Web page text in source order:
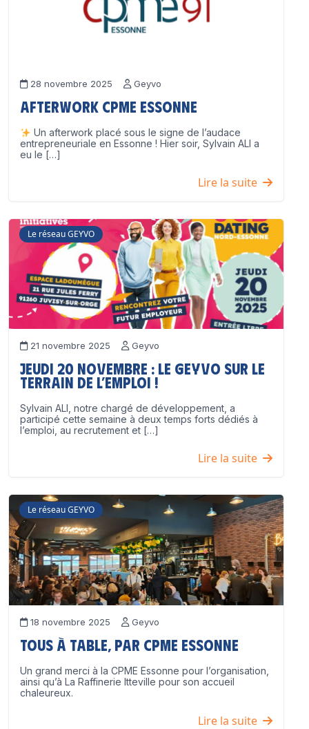
28 novembre 2025 Geyvo
Afterwork CPME Essonne
Un afterwork placé sous le signe de l’audace
entrepreneuriale en Essonne ! Hier soir, Sylvain ALI a
eu le […]
Lire la suite
Le réseau GEYVO
21 novembre 2025 Geyvo
Jeudi 20 novembre : le GEYVO sur le
terrain de l’emploi !
Sylvain ALI, notre chargé de développement, a
participé cette semaine à deux temps forts dédiés à
l’emploi, au recrutement et […]
Lire la suite
Le réseau GEYVO
18 novembre 2025 Geyvo
Tous à table, par CPME Essonne
Un grand merci à la CPME Essonne pour l’organisation,
ainsi qu’à La Raffinerie Itteville pour son accueil
chaleureux.
Lire la suite